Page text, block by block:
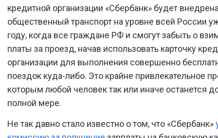
кредитной организации «Сбербанк» будет
общественный транспорт на уровне всей России
году, когда все граждане РФ и смогут забыть о
платы за проезд, начав использовать карточку
организации для выполнения совершенно
поездок куда-либо. Это крайне привлекательное
которым любой человек так или иначе останется
полной мере.
Не так давно стало известно о том, что «Сбербанк»